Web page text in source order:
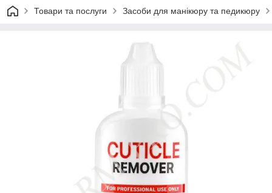
Товари та послуги Засоби для манікюру та педикюру